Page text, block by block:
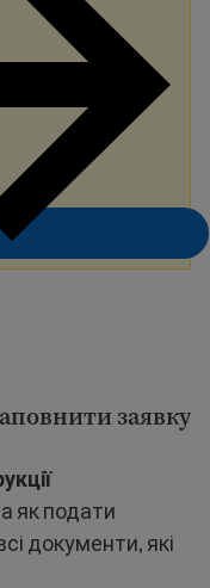
заявку
як подати
документи, які